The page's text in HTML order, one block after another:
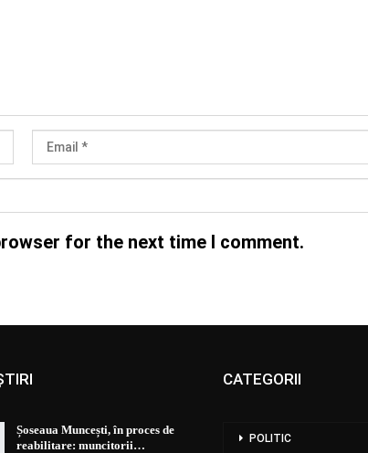
for the next time I comment.
Șoseaua Muncești, în proces de
reabilitare: muncitorii…
CATEGORII
POLITIC